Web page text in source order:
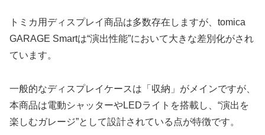
トミカ用ディスプレイ商品は多数存在しますが、tomica
GARAGE Smartは“演出性能”において大きな差別化がされ
ています。
一般的なディスプレイケースは「収納」がメインですが、
本商品は電動シャッターやLEDライトを搭載し、“演出を
楽しむガレージ”として設計されている点が特徴です。